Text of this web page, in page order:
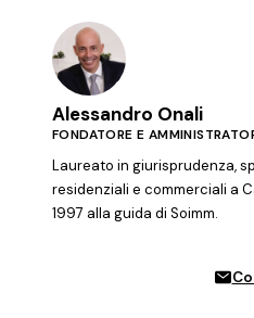
Alessandro Onali
FONDATORE E
Laureato in giurisprudenza,
residenziali e commerciali a
1997 alla guida di Soimm.